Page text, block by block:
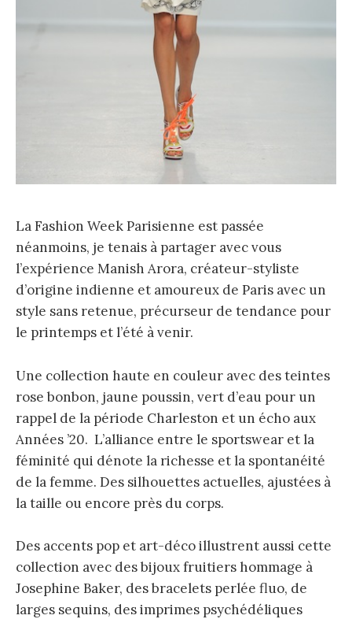
La Fashion Week Parisienne est passée
néanmoins, je tenais à partager avec vous
l’expérience Manish Arora, créateur-styliste
d’origine indienne et amoureux de Paris avec un
style sans retenue, précurseur de tendance pour
le printemps et l’été à venir.
Une collection haute en couleur avec des teintes
rose bonbon, jaune poussin, vert d’eau pour un
rappel de la période Charleston et un écho aux
Années ’20. L’alliance entre le sportswear et la
féminité qui dénote la richesse et la spontanéité
de la femme. Des silhouettes actuelles, ajustées à
la taille ou encore près du corps.
Des accents pop et art-déco illustrent aussi cette
collection avec des bijoux fruitiers hommage à
Josephine Baker, des bracelets perlée fluo, de
larges sequins, des imprimes psychédéliques